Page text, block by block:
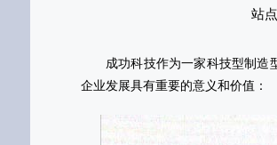
站
成功科技作为一家科技型制造
企业发展具有重要的意义和价值：